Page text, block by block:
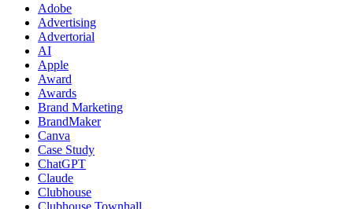
Adobe
Advertising
Advertorial
AI
Apple
Award
Awards
Brand Marketing
BrandMaker
Canva
Case Study
ChatGPT
Claude
Clubhouse
Clubhouse Townhall